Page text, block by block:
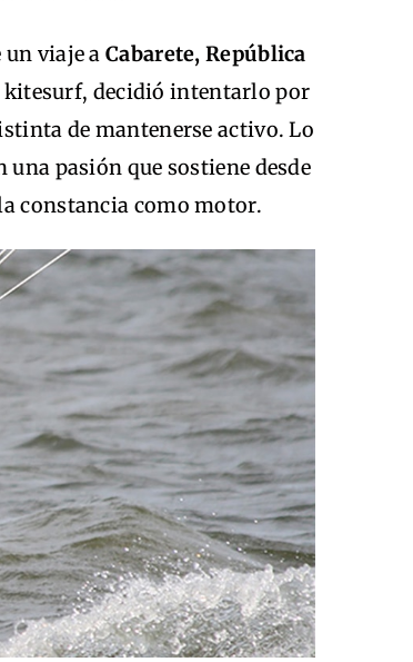
un viaje aCabarete, República
kitesurf, decidió intentarlo por
de mantenerse activo. Lo
pasión que sostiene desde
constancia como motor.